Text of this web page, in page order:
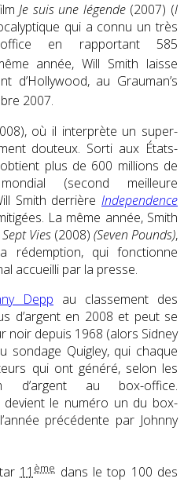
Je suis une légende (2007) (I
qui a connu un très
en rapportant 585
année, Will Smith laisse
d’Hollywood, au Grauman’s
2007.
où il interprète un super-
douteux. Sorti aux États-
plus de 600 millions de
(second meilleure
Smith derrière Independence
La même année, Smith
Sept Vies (2008) (Seven Pounds),
qui fonctionne
accueilli par la presse.
Depp au classement des
d’argent en 2008 et peut se
noir depuis 1968 (alors Sidney
sondage Quigley, qui chaque
qui ont généré, selon les
d’argent au box-office.
devient le numéro un du box-
précédente par Johnny
11ème dans le top 100 des